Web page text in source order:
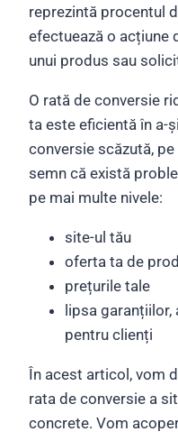
reprezintă procentul
efectuează o acțiune
unui produs sau
O rată de conversie
ta este eficientă în a-
conversie scăzută,
semn că există
pe mai multe nivele:
site-ul tău
oferta ta de
prețurile tale
lipsa garanțiilor,
pentru clienți
În acest articol, vom
rata de conversie a
concrete. Vom